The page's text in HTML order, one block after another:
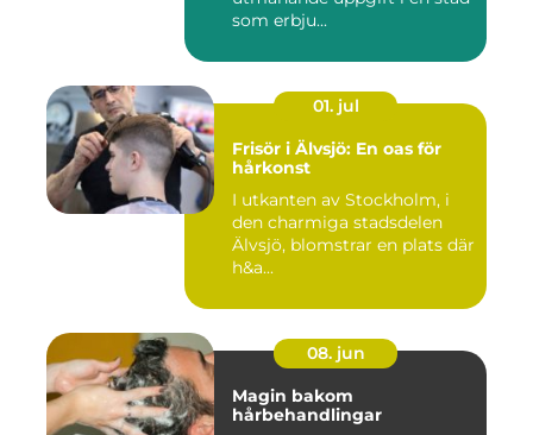
som erbju...
01. jul
Frisör i Älvsjö: En oas för
hårkonst
I utkanten av Stockholm, i
den charmiga stadsdelen
Älvsjö, blomstrar en plats där
h&a...
08. jun
Magin bakom
hårbehandlingar